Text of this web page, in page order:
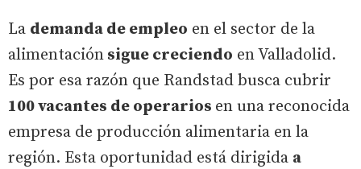
La demanda de empleo en el sector de la
alimentación sigue creciendo en Valladolid.
Es por esa razón que Randstad busca cubrir
100 vacantes de operarios en una reconocida
empresa de producción alimentaria en la
región. Esta oportunidad está dirigida a